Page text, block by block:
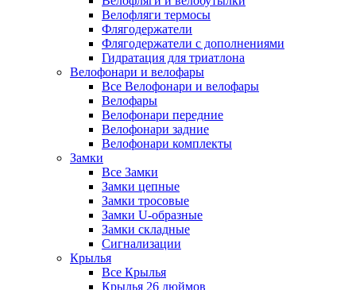
Велофляги термосы
Флягодержатели
Флягодержатели с дополнениями
Гидратация для триатлона
Велофонари и велофары
Все Велофонари и велофары
Велофары
Велофонари передние
Велофонари задние
Велофонари комплекты
Замки
Все Замки
Замки цепные
Замки тросовые
Замки U-образные
Замки складные
Сигнализации
Крылья
Все Крылья
Крылья 26 дюймов